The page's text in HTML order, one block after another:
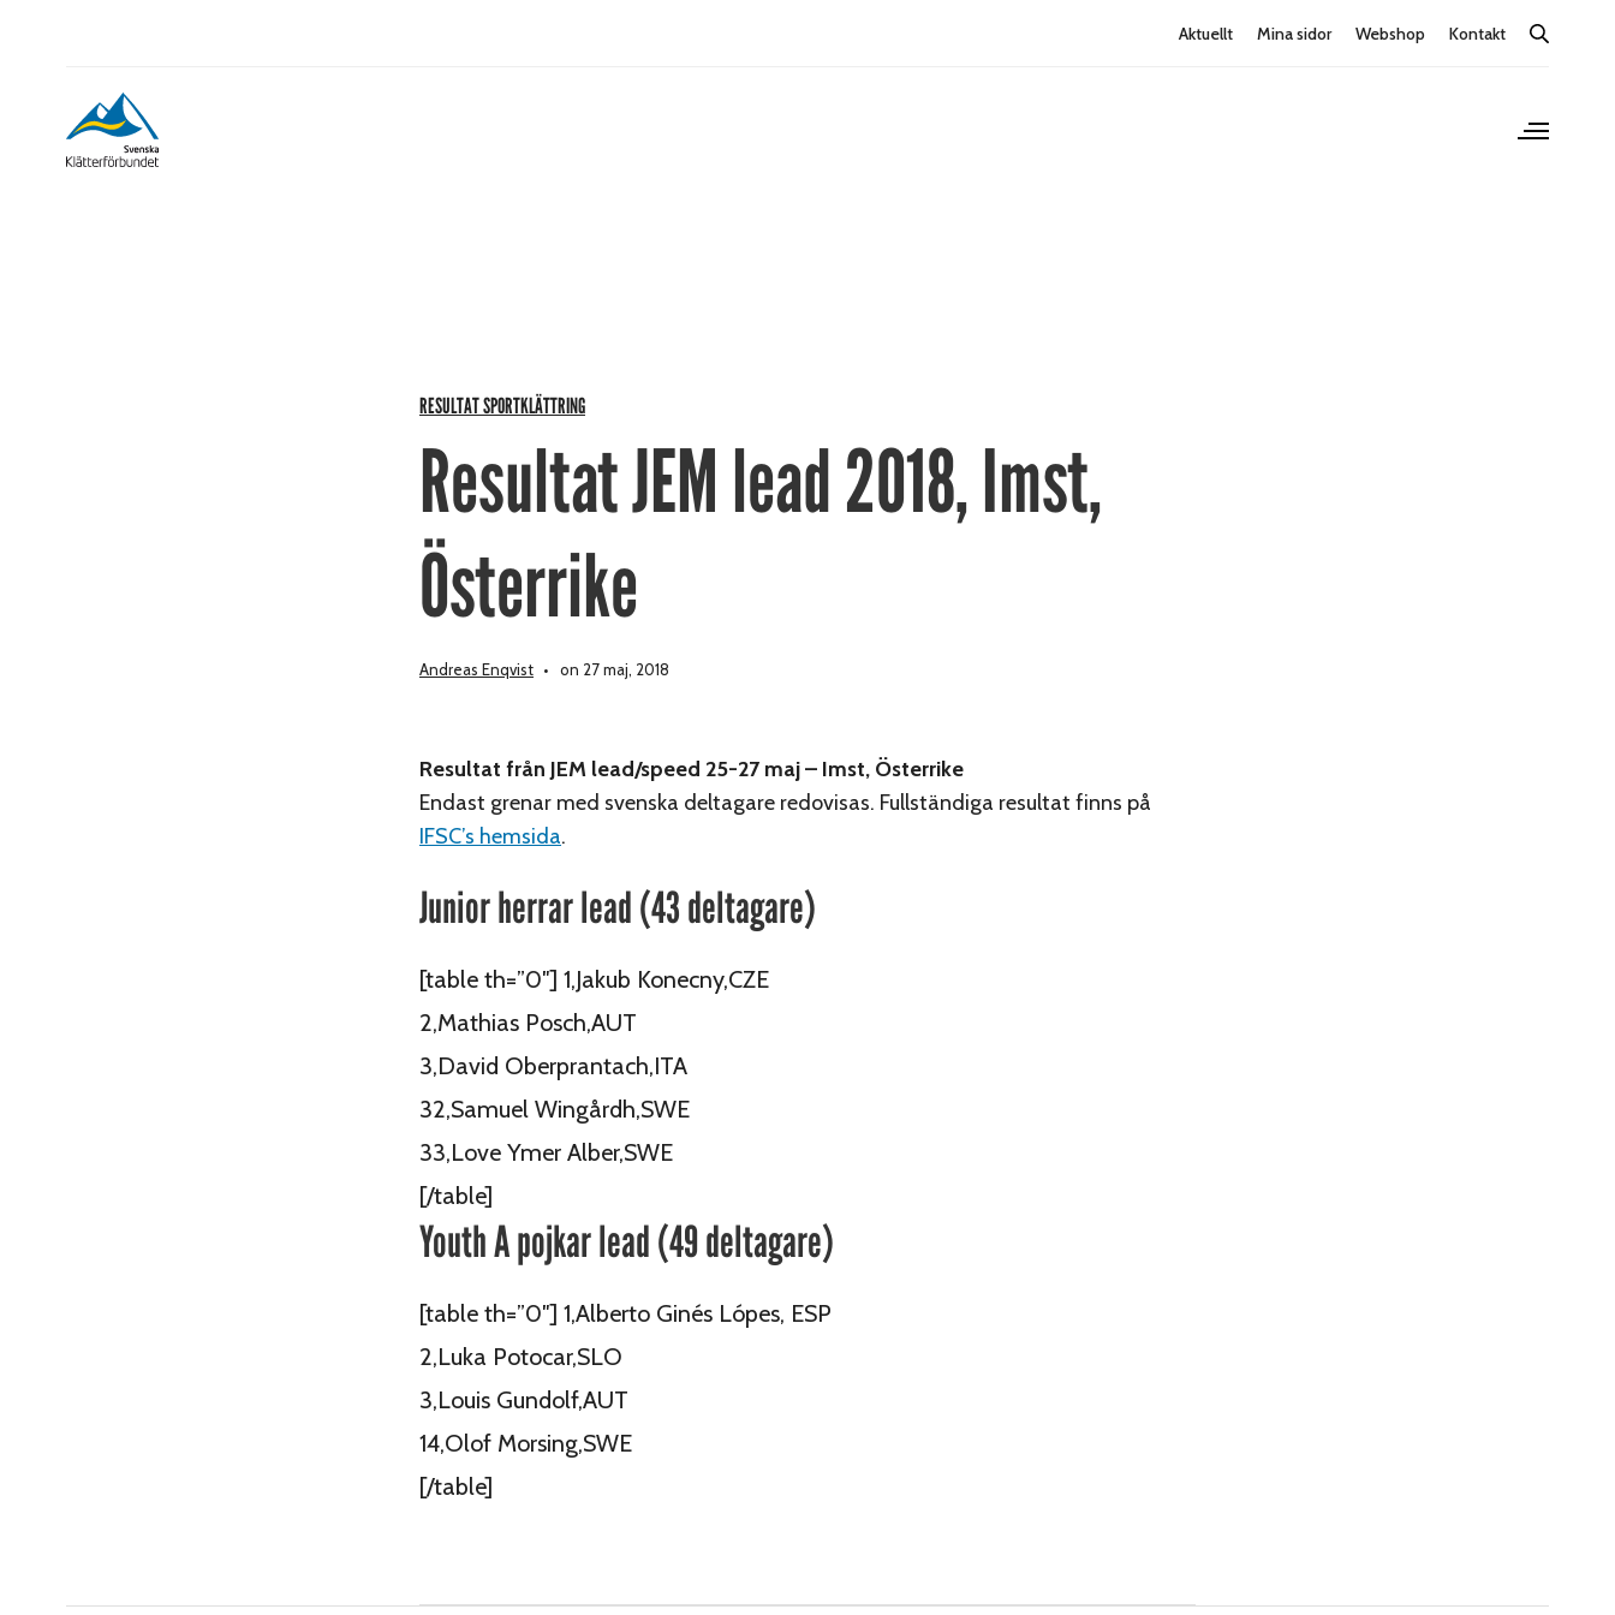
Aktuellt Mina sidor Webshop Kontakt
RESULTAT SPORTKLÄTTRING
Resultat JEM lead 2018, Imst,
Österrike
Andreas Enqvist on 27 maj, 2018
Resultat från JEM lead/speed 25-27 maj – Imst, Österrike
Endast grenar med svenska deltagare redovisas. Fullständiga resultat finns på
IFSC’s hemsida.
Junior herrar lead (43 deltagare)
[table th=”0″] 1,Jakub Konecny,CZE
2,Mathias Posch,AUT
3,David Oberprantach,ITA
32,Samuel Wingårdh,SWE
33,Love Ymer Alber,SWE
[/table]
Youth A pojkar lead (49 deltagare)
[table th=”0″] 1,Alberto Ginés Lópes, ESP
2,Luka Potocar,SLO
3,Louis Gundolf,AUT
14,Olof Morsing,SWE
[/table]